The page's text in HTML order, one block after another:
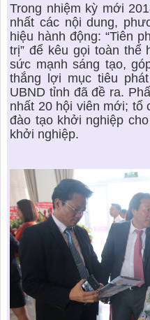
Trong nhiệm kỳ mới
nhất các nội dung,
hiệu hành động: “Tiên
trị” để kêu gọi toàn thể
sức mạnh sáng tạo,
thắng lợi mục tiêu
UBND tỉnh đã đề ra.
nhất 20 hội viên mới; tổ
đào tạo khởi nghiệp
khởi nghiệp.